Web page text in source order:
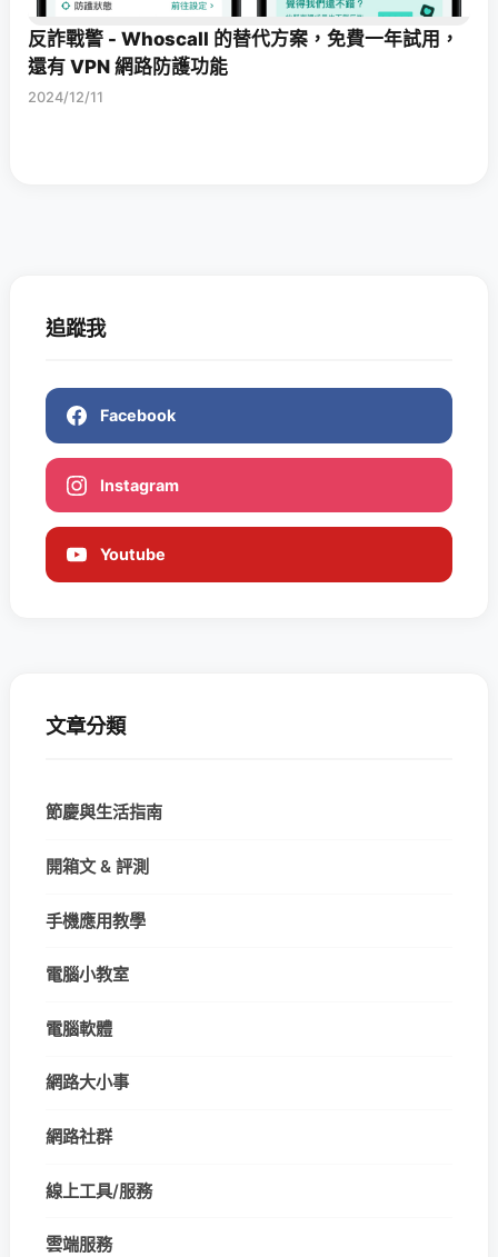
反詐戰警 - Whoscall 的替代方案，免費一年試用，
還有 VPN 網路防護功能
2024/12/11
追蹤我
Facebook
Instagram
Youtube
文章分類
節慶與生活指南
開箱文 & 評測
手機應用教學
電腦小教室
電腦軟體
網路大小事
網路社群
線上工具/服務
雲端服務